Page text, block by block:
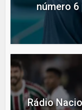
número 6
Rádio